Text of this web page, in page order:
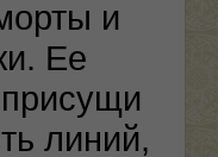
и
Ее
линий,